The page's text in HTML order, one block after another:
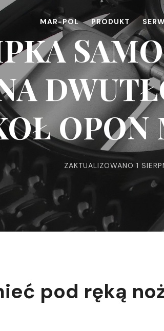
MAR-POL PRODUKT
OPON
ZAKTUALIZOWANO 1
pod ręką